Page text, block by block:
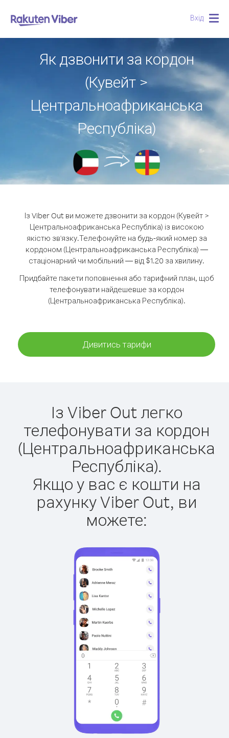
Вхід
Як дзвонити за кордон
(Кувейт >
Центральноафриканська
Республіка)
Із Viber Out ви можете дзвонити за кордон (Кувейт >
Центральноафриканська Республіка) із високою
якістю зв'язку.Телефонуйте на будь-який номер за
кордоном (Центральноафриканська Республіка) —
стаціонарний чи мобільний — від $1.20 за хвилину.
Придбайте пакети поповнення або тарифний план, щоб
телефонувати найдешевше за кордон
(Центральноафриканська Республіка).
Дивитись тарифи
Із Viber Out легко
телефонувати за кордон
(Центральноафриканська
Республіка).
Якщо у вас є кошти на
рахунку Viber Out, ви
можете: